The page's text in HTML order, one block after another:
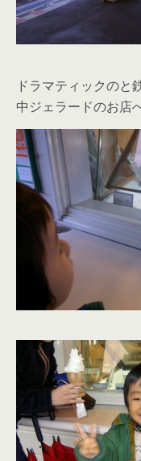
ドラマティックのと
中ジェラードのお店